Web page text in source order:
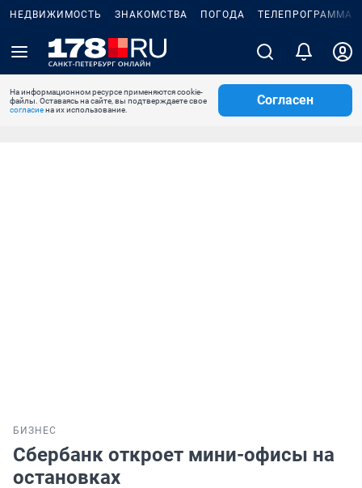
НЕДВИЖИМОСТЬ ЗНАКОМСТВА ПОГОДА ТЕЛЕПРОГРАММА
На информационном ресурсе применяются cookie-
файлы. Оставаясь на сайте, вы подтверждаете свое
согласиена их использование.
Согласен
БИЗНЕС
Сбербанк откроет мини-офисы на
остановках